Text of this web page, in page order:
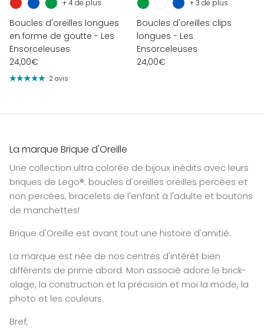
Boucles d'oreilles longues
en forme de goutte - Les
Ensorceleuses
24,00€
+ 4 de plus
2 avis
Boucles d'oreilles clips
longues - Les
Ensorceleuses
24,00€
+ 3 de plus
La marque Brique d'Oreille
Une collection ultra colorée de bijoux inédits avec leurs
briques de Lego®: boucles d'oreilles oreilles percées et
non percées, bracelets de l'enfant à l'adulte et boutons
de manchettes!
Brique d'Oreille est avant tout une histoire d'amitié.
La marque est née de nos centres d'intérêt bien
différents de prime abord. Mon associé adore le brick-
olage, la construction et la précision et moi la mode, la
photo et les couleurs.
Bref,